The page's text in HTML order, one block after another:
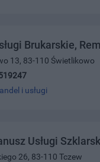
Brukarskie,
13, 83-110 Świetlikowo
i usługi
Usługi
26, 83-110 Tczew